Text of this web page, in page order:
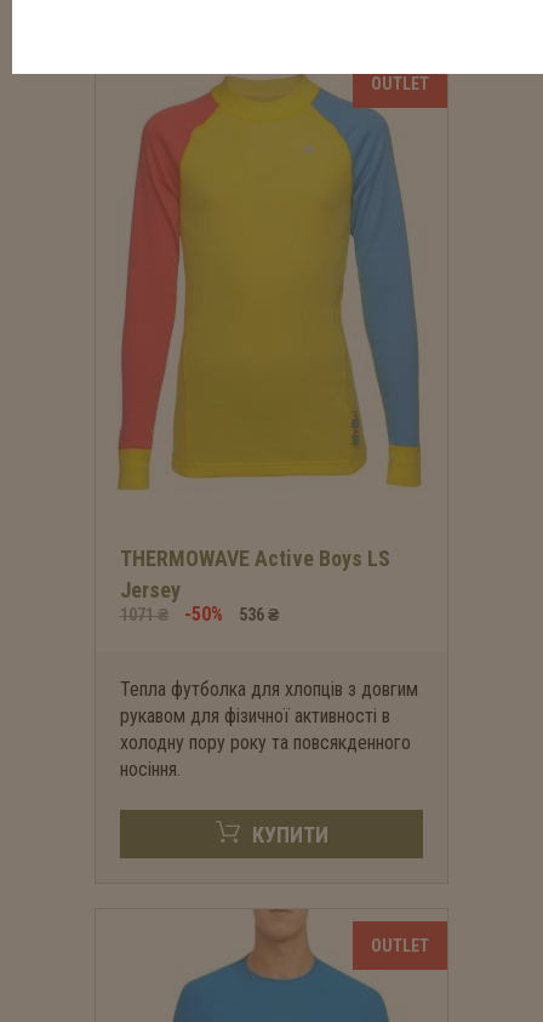
THERMOWAVE Active Boys LS
Jersey
1071 ₴ -50% 536 ₴
Тепла футболка для хлопців з довгим
рукавом для фізичної активності в
холодну пору року та повсякденного
носіння.
КУПИТИ